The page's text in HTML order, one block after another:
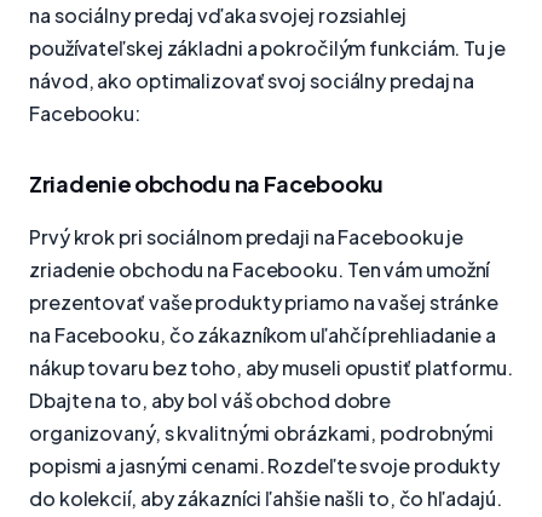
na sociálny predaj vďaka svojej rozsiahlej
používateľskej základni a pokročilým funkciám. Tu je
návod, ako optimalizovať svoj sociálny predaj na
Facebooku:
Zriadenie obchodu na Facebooku
Prvý krok pri sociálnom predaji na Facebooku je
zriadenie obchodu na Facebooku. Ten vám umožní
prezentovať vaše produkty priamo na vašej stránke
na Facebooku, čo zákazníkom uľahčí prehliadanie a
nákup tovaru bez toho, aby museli opustiť platformu.
Dbajte na to, aby bol váš obchod dobre
organizovaný, s kvalitnými obrázkami, podrobnými
popismi a jasnými cenami. Rozdeľte svoje produkty
do kolekcií, aby zákazníci ľahšie našli to, čo hľadajú.